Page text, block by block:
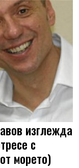
изглежда
с
морето)